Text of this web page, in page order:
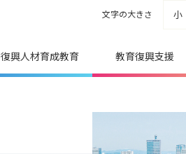
復興人材育成教育 教育復興支援
文字の大きさ 小